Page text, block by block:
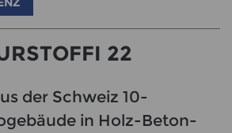
22
der Schweiz 10-
in Holz-Beton-